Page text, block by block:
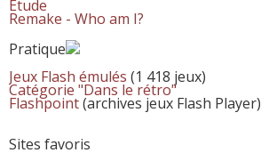
Etude
Remake - Who am I?
Pratique
Jeux Flash émulés (1 418 jeux)
Catégorie "Dans le rétro"
Flashpoint(archives jeux Flash Player)
Sites favoris